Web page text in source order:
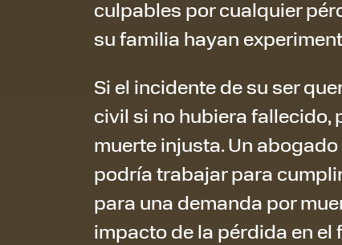
culpables por cualquier
su familia hayan
Si el incidente de su ser
civil si no hubiera fallecido,
muerte injusta. Un
podría trabajar para
para una demanda por
impacto de la pérdida en